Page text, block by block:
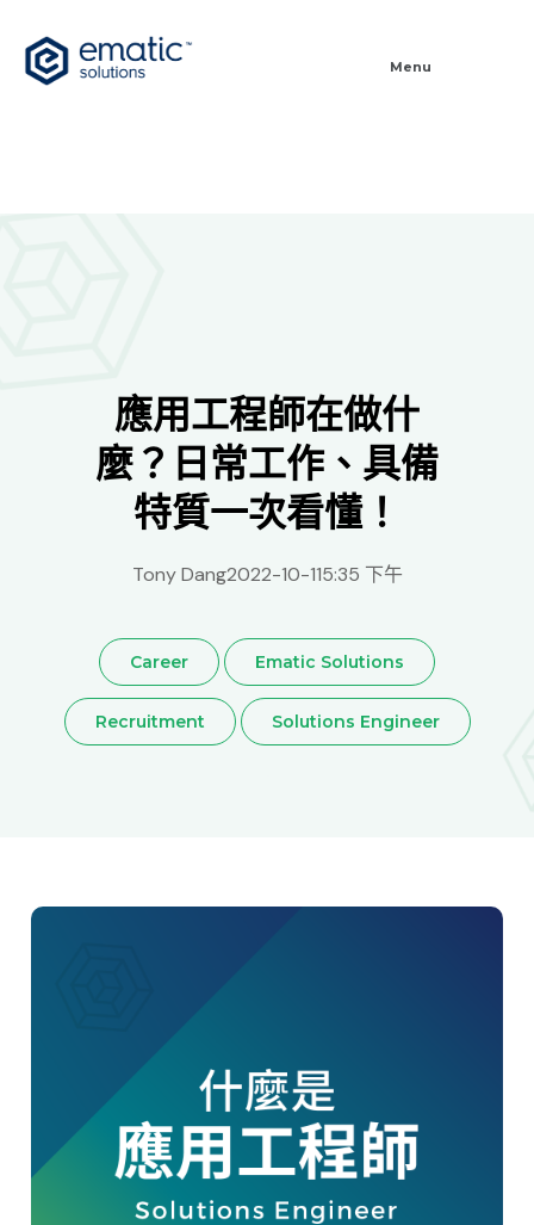
Menu
應用工程師在做什
麼？日常工作、具備
特質一次看懂！
Tony Dang2022-10-115:35 下午
Career Ematic Solutions
Recruitment Solutions Engineer